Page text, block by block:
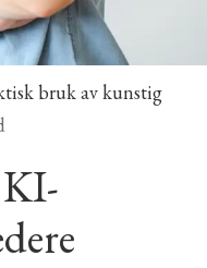
bruk av kunstig